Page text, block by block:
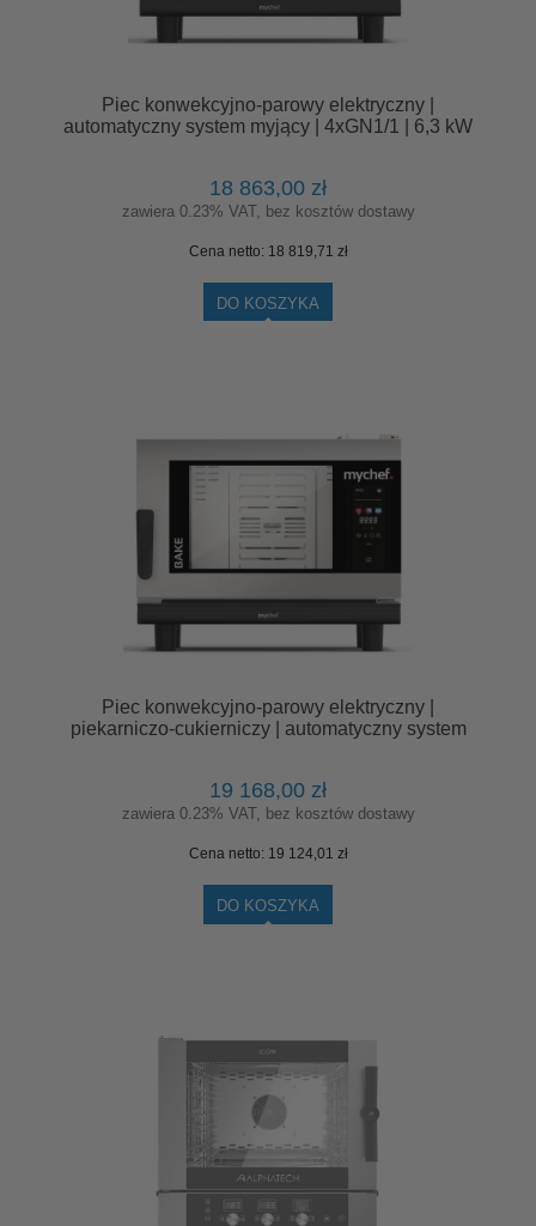
Piec konwekcyjno-parowy elektryczny |
automatyczny system myjący | 4xGN1/1 | 6,3 kW
18 863,00 zł
zawiera 0.23% VAT, bez kosztów dostawy
Cena netto: 18 819,71 zł
DO KOSZYKA
Piec konwekcyjno-parowy elektryczny |
piekarniczo-cukierniczy | automatyczny system
19 168,00 zł
zawiera 0.23% VAT, bez kosztów dostawy
Cena netto: 19 124,01 zł
DO KOSZYKA